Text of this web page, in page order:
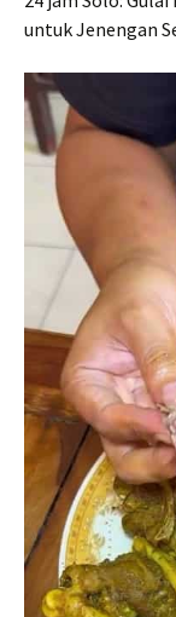
untuk Jenengan